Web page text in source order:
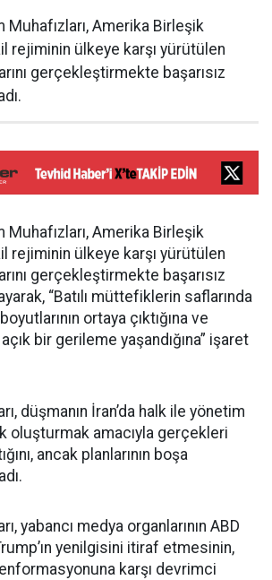
Muhafızları, Amerika Birleşik
rejiminin ülkeye karşı yürütülen
gerçekleştirmekte başarısız
Muhafızları, Amerika Birleşik
rejiminin ülkeye karşı yürütülen
gerçekleştirmekte başarısız
“Batılı müttefiklerin saflarında
ortaya çıktığına ve
bir gerileme yaşandığına” işaret
düşmanın İran’da halk ile yönetim
oluşturmak amacıyla gerçekleri
ancak planlarının boşa
yabancı medya organlarının ABD
yenilgisini itiraf etmesinin,
karşı devrimci